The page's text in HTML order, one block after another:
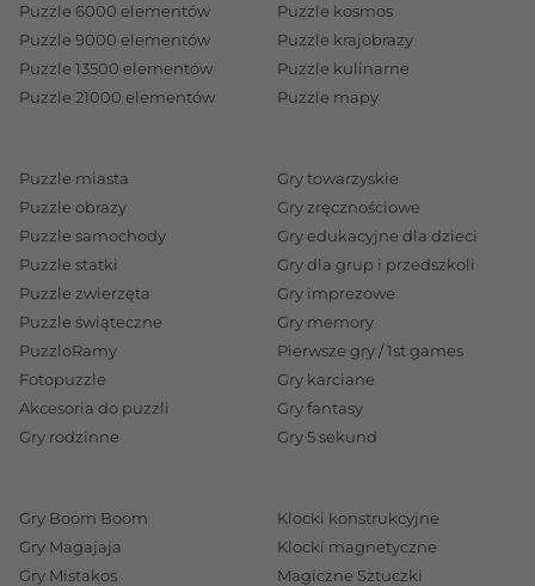
Puzzle 6000 elementów
Puzzle 9000 elementów
Puzzle 13500 elementów
Puzzle 21000 elementów
Puzzle kosmos
Puzzle krajobrazy
Puzzle kulinarne
Puzzle mapy
Puzzle miasta
Puzzle obrazy
Puzzle samochody
Puzzle statki
Puzzle zwierzęta
Puzzle świąteczne
PuzzloRamy
Fotopuzzle
Akcesoria do puzzli
Gry rodzinne
Gry towarzyskie
Gry zręcznościowe
Gry edukacyjne dla dzieci
Gry dla grup i przedszkoli
Gry imprezowe
Gry memory
Pierwsze gry / 1st games
Gry karciane
Gry fantasy
Gry 5 sekund
Gry Boom Boom
Gry Magajaja
Gry Mistakos
Klocki konstrukcyjne
Klocki magnetyczne
Magiczne Sztuczki